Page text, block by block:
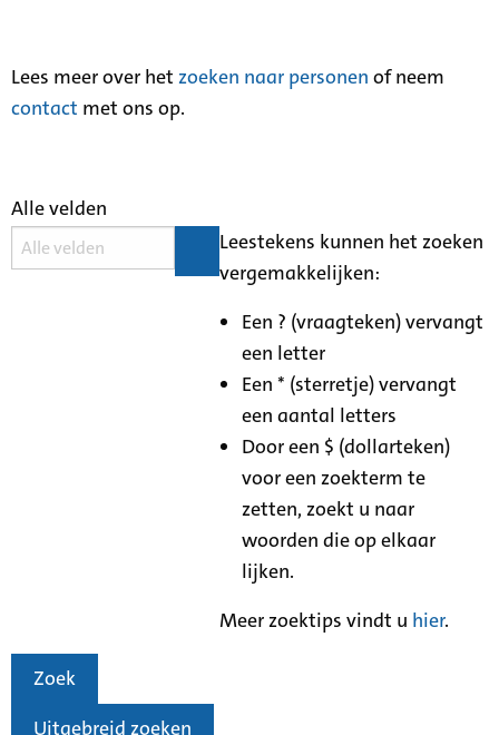
Lees meer over het zoeken naar personen of neem
contact met ons op.
Alle velden
Leestekens kunnen het zoeken
vergemakkelijken:
Een ? (vraagteken) vervangt
een letter
Een * (sterretje) vervangt
een aantal letters
Door een $ (dollarteken)
voor een zoekterm te
zetten, zoekt u naar
woorden die op elkaar
lijken.
Meer zoektips vindt u hier.
Zoek
Uitgebreid zoeken